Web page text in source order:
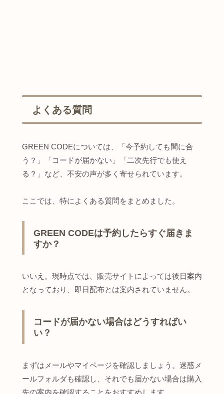
よくある質問
GREEN CODEについては、「今予約しても間に合
う？」「コードが届かない」「二次先行でも使え
る？」など、不安の声が多く寄せられています。
ここでは、特によくある質問をまとめました。
GREEN CODEは予約したらすぐ届きま
すか？
いいえ。現時点では、販売サイトによっては後日案内
となっており、即日配布とは案内されていません。
コードが届かない場合はどうすればい
い？
まずはメールやマイページを確認しましょう。迷惑メ
ールフォルダも確認し、それでも届かない場合は購入
先の案内を確認することをおすすめします。